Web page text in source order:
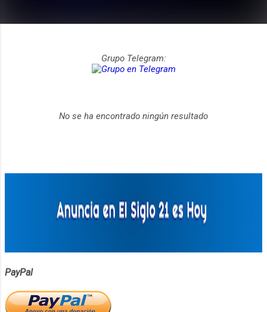
a
Grupo Telegram:
No se ha encontrado ningún resultado
PayPal